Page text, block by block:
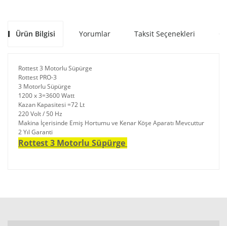
Ürün Bilgisi Yorumlar Taksit Seçenekleri
Rottest 3 Motorlu Süpürge
Rottest PRO-3
3 Motorlu Süpürge
1200 x 3=3600 Watt
Kazan Kapasitesi =72 Lt
220 Volt / 50 Hz
Makina İçerisinde Emiş Hortumu ve Kenar Köşe Aparatı Mevcuttur
2 Yıl Garanti
Rottest 3 Motorlu Süpürge